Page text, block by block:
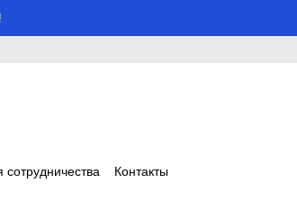
сотрудничества Контакты